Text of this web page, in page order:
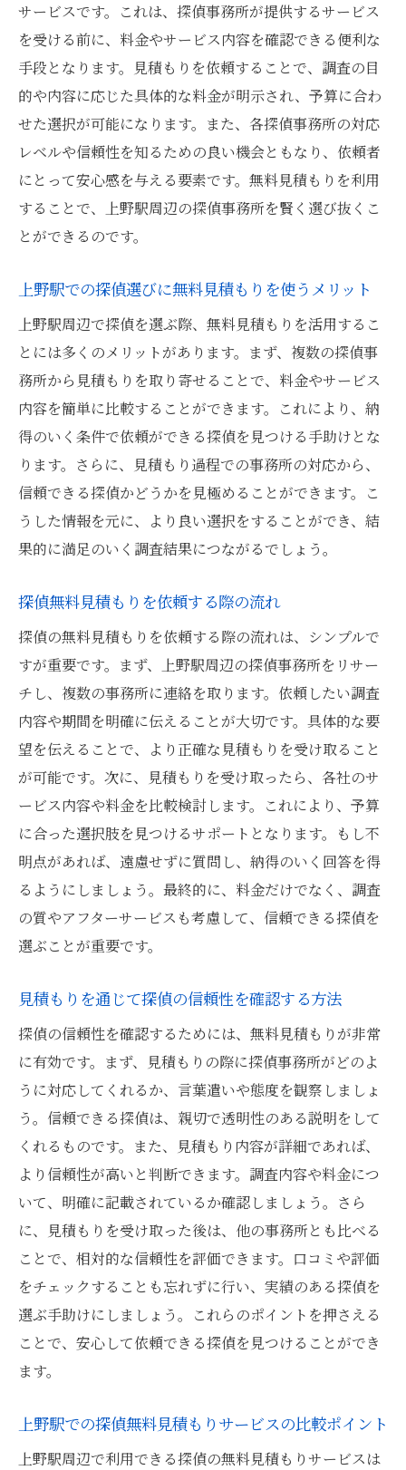
イント
探偵事務所の評判をチェックする方法
上野駅の探偵事務所を選ぶ際に重要な3つの
基準
信頼できる探偵を見極めるための面談方法
探偵の専門分野と実績を確認する
口コミから上野駅周辺の優良探偵を探す
探偵選びで失敗しないための注意点
コツ
無料見積もりを活用した情報収集の方法
複数の探偵事務所に見積もりを依頼する利
点
無料見積もりでコストを抑えるテクニック
見積もり内容を詳しく確認すべき理由
探偵無料見積もりの交渉術
上野駅での探偵無料見積もり活用事例
上野駅で探偵を選ぶ際に考慮すべき費用とサー
探偵サービスの料金相場を理解する
上野駅での探偵サービス内容の詳細を比較
する
費用とサービスのバランスを考える
探偵に依頼する際の隠れたコストに注意
サービス契約前の費用確認の重要性
上野駅周辺でコストパフォーマンスが良い
探偵無料見積もりの賢い活用法上野駅での実例
紹介
実際に探偵無料見積もりを活用した事例を
紹介
例
探偵無料見積もりを活用した成功体験
上野駅での探偵無料見積もりサービス利用
者の声
過去の成功事例に学ぶ無料見積もりの活用
法
実例から学ぶ探偵無料見積もりの活用法
上野駅近くで探偵を選ぶ失敗しないためのステ
ップ
上野駅周辺での探偵選びにおける重要チェ
上野駅での探偵選び成功のための事前準備
探偵選びに必要なリサーチ方法
サービスです。これは、探偵事務所が提供するサービス
を受ける前に、料金やサービス内容を確認できる便利な
手段となります。見積もりを依頼することで、調査の目
的や内容に応じた具体的な料金が明示され、予算に合わ
せた選択が可能になります。また、各探偵事務所の対応
レベルや信頼性を知るための良い機会ともなり、依頼者
にとって安心感を与える要素です。無料見積もりを利用
することで、上野駅周辺の探偵事務所を賢く選び抜くこ
とができるのです。
上野駅での探偵選びに無料見積もりを使うメリット
上野駅周辺で探偵を選ぶ際、無料見積もりを活用するこ
とには多くのメリットがあります。まず、複数の探偵事
務所から見積もりを取り寄せることで、料金やサービス
内容を簡単に比較することができます。これにより、納
得のいく条件で依頼ができる探偵を見つける手助けとな
ります。さらに、見積もり過程での事務所の対応から、
信頼できる探偵かどうかを見極めることができます。こ
うした情報を元に、より良い選択をすることができ、結
果的に満足のいく調査結果につながるでしょう。
探偵無料見積もりを依頼する際の流れ
探偵の無料見積もりを依頼する際の流れは、シンプルで
すが重要です。まず、上野駅周辺の探偵事務所をリサー
チし、複数の事務所に連絡を取ります。依頼したい調査
内容や期間を明確に伝えることが大切です。具体的な要
望を伝えることで、より正確な見積もりを受け取ること
が可能です。次に、見積もりを受け取ったら、各社のサ
ービス内容や料金を比較検討します。これにより、予算
に合った選択肢を見つけるサポートとなります。もし不
明点があれば、遠慮せずに質問し、納得のいく回答を得
るようにしましょう。最終的に、料金だけでなく、調査
の質やアフターサービスも考慮して、信頼できる探偵を
選ぶことが重要です。
見積もりを通じて探偵の信頼性を確認する方法
探偵の信頼性を確認するためには、無料見積もりが非常
に有効です。まず、見積もりの際に探偵事務所がどのよ
うに対応してくれるか、言葉遣いや態度を観察しましょ
う。信頼できる探偵は、親切で透明性のある説明をして
くれるものです。また、見積もり内容が詳細であれば、
より信頼性が高いと判断できます。調査内容や料金につ
いて、明確に記載されているか確認しましょう。さら
に、見積もりを受け取った後は、他の事務所とも比べる
ことで、相対的な信頼性を評価できます。口コミや評価
をチェックすることも忘れずに行い、実績のある探偵を
選ぶ手助けにしましょう。これらのポイントを押さえる
ことで、安心して依頼できる探偵を見つけることができ
ます。
上野駅での探偵無料見積もりサービスの比較ポイント
上野駅周辺で利用できる探偵の無料見積もりサービスは